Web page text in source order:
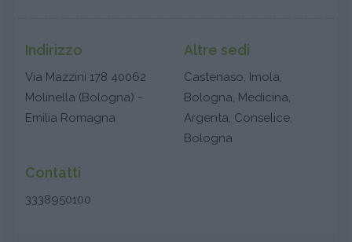
Indirizzo
Via Mazzini 178 40062
Molinella (Bologna) -
Emilia Romagna
Altre sedi
Castenaso, Imola,
Bologna, Medicina,
Argenta, Conselice,
Bologna
Contatti
3338950100